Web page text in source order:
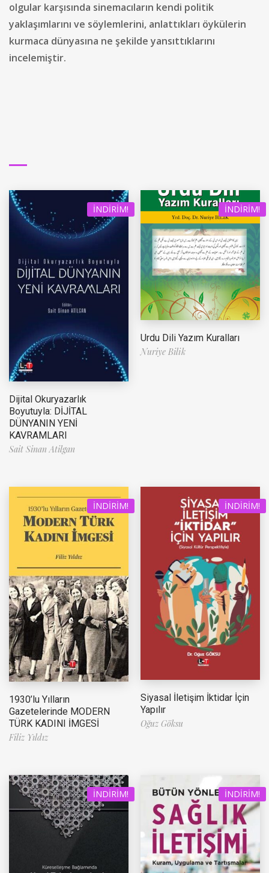
olgular karşısında sinemacıların kendi politik
yaklaşımlarını ve söylemlerini, anlattıkları öykülerin
kurmaca dünyasına ne şekilde yansıttıklarını
incelemiştir.
İNDIRIM!
Dijital Okuryazarlık
Boyutuyla: DİJİTAL
DÜNYANIN YENİ
KAVRAMLARI
Sait Sinan Atilgan
İNDIRIM!
Urdu Dili Yazım Kuralları
Nuriye Bilik
İNDIRIM!
1930’lu Yılların
Gazetelerinde MODERN
TÜRK KADINI İMGESİ
Filiz Yıldız
İNDIRIM!
Siyasal İletişim İktidar İçin
Yapılır
Oğuz Göksu
İNDIRIM! İNDIRIM!